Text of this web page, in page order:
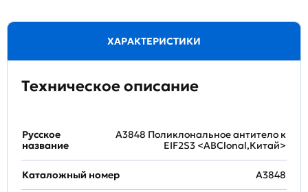
ХАРАКТЕРИСТИКИ
Техническое описание
Русское
название
A3848 Поликлональное антитело к
EIF2S3 <ABClonal,Китай>
Каталожный номер A3848